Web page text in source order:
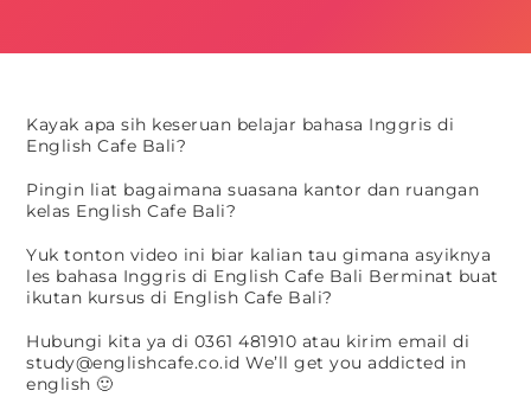
Kayak apa sih keseruan belajar bahasa Inggris di
English Cafe Bali?
Pingin liat bagaimana suasana kantor dan ruangan
kelas English Cafe Bali?
Yuk tonton video ini biar kalian tau gimana asyiknya
les bahasa Inggris di English Cafe Bali Berminat buat
ikutan kursus di English Cafe Bali?
Hubungi kita ya di 0361 481910 atau kirim email di
study@englishcafe.co.id We’ll get you addicted in
english 🙂